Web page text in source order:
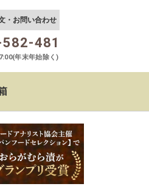
・お問い合わせ
481
年末年始除く)
はん
京